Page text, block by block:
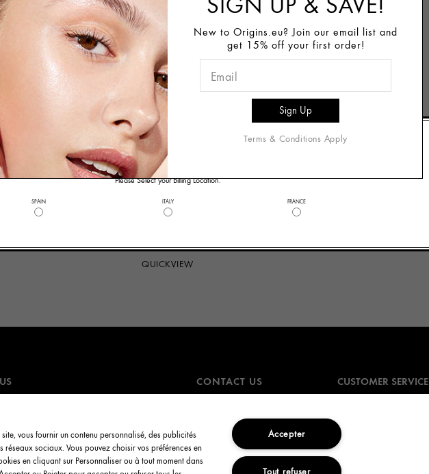
CHECKS AND BALANCES™ FROTHY FACE WASH
Read Reviews
13.00€ - 25.00€
QUICKVIEW
I TUOI PRODOTTI
CONTACT US
Find a Store
Manage cookies
CUSTOMER SERVICE
Return & Exchanges
Shipping Information
New to Origins.eu? Join our email list and
get 15% off your first order!
Terms & Conditions Apply
WELCOME TO ORIGINS
Please Select your Billing Location.
SPAIN ITALY FRANCE
vous fournir un contenu personnalisé, des publicités
réseaux sociaux. Vous pouvez choisir vos préférences en
en cliquant sur Personnaliser ou à tout moment dans
Accepter
Tout refuser